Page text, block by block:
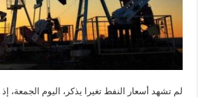
لم تشهد أسعار النفط تغيرا يذكر، اليوم الجمعة،